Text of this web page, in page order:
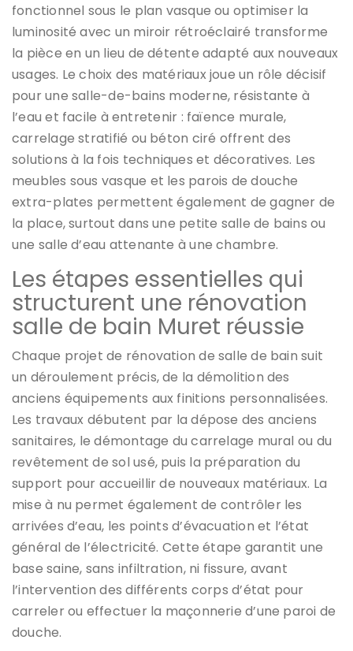
fonctionnel sous le plan vasque ou optimiser la
luminosité avec un miroir rétroéclairé transforme
la pièce en un lieu de détente adapté aux nouveaux
usages. Le choix des matériaux joue un rôle décisif
pour une salle-de-bains moderne, résistante à
l’eau et facile à entretenir : faïence murale,
carrelage stratifié ou béton ciré offrent des
solutions à la fois techniques et décoratives. Les
meubles sous vasque et les parois de douche
extra-plates permettent également de gagner de
la place, surtout dans une petite salle de bains ou
une salle d’eau attenante à une chambre.
Les étapes essentielles qui
structurent une rénovation
salle de bain Muret réussie
Chaque projet de rénovation de salle de bain suit
un déroulement précis, de la démolition des
anciens équipements aux finitions personnalisées.
Les travaux débutent par la dépose des anciens
sanitaires, le démontage du carrelage mural ou du
revêtement de sol usé, puis la préparation du
support pour accueillir de nouveaux matériaux. La
mise à nu permet également de contrôler les
arrivées d’eau, les points d’évacuation et l’état
général de l’électricité. Cette étape garantit une
base saine, sans infiltration, ni fissure, avant
l’intervention des différents corps d’état pour
carreler ou effectuer la maçonnerie d’une paroi de
douche.